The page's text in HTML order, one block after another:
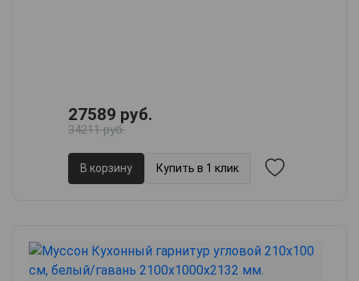
27589 руб.
34211 руб.
В корзину Купить в 1 клик